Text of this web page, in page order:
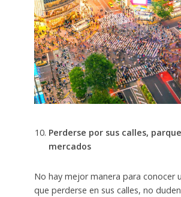
Perderse por sus calles,
mercados
No hay mejor manera para conocer
que perderse en sus calles, no